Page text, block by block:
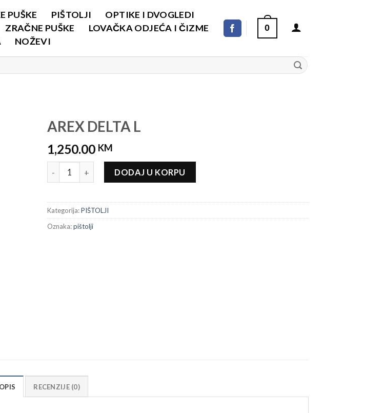
PUŠKE PIŠTOLJI
OPTIKE I DVOGLEDI
ZRAČNE PUŠKE
LOVAČKA ODJEĆA I ČIZME
NOŽEVI
0
AREX DELTA L
1,250.00 KM
AREX DELTA L količina
DODAJ U KORPU
Kategorija:PIŠTOLJI
Oznaka:pištolji
OPIS RECENZIJE (0)